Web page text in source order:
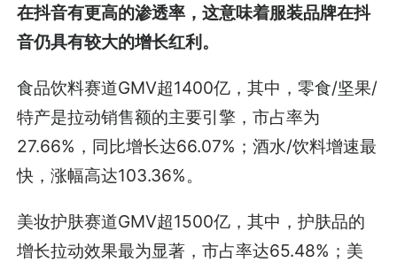
在抖音有更高的渗透率，这意味着服装品牌在抖
音仍具有较大的增长红利。
食品饮料赛道GMV超1400亿，其中，零食/坚果/
特产是拉动销售额的主要引擎，市占率为
27.66%，同比增长达66.07%；酒水/饮料增速最
快，涨幅高达103.36%。
美妆护肤赛道GMV超1500亿，其中，护肤品的
增长拉动效果最为显著，市占率达65.48%；美